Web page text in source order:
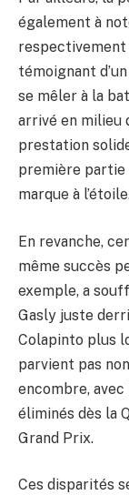
également à
respectivement
témoignant
se mêler à la
arrivé en milieu
prestation
première partie
marque à
En revanche,
même succès
exemple, a
Gasly juste
Colapinto plus
parvient pas
encombre,
éliminés dès la
Grand Prix.
Ces disparités